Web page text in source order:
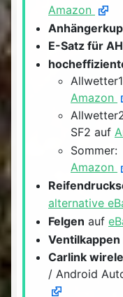
Amazon
E-Satz für
Amazon
SF2 auf
Amazon
alternative
Felgen auf
Ventilkappen
Carlink
/ Android